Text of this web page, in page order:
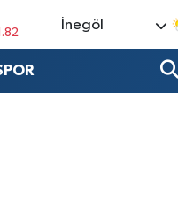
İnegöl